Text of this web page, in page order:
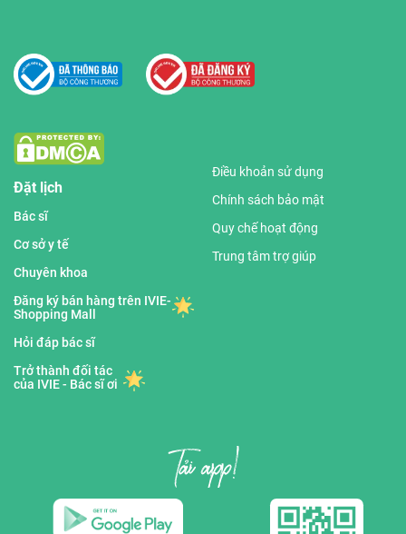
Đặt lịch
Bác sĩ
Cơ sở y tế
Chuyên khoa
Đăng ký bán hàng trên IVIE-
Shopping Mall
Hỏi đáp bác sĩ
Trở thành đối tác
của IVIE - Bác sĩ ơi
Điều khoản sử dụng
Chính sách bảo mật
Quy chế hoạt động
Trung tâm trợ giúp